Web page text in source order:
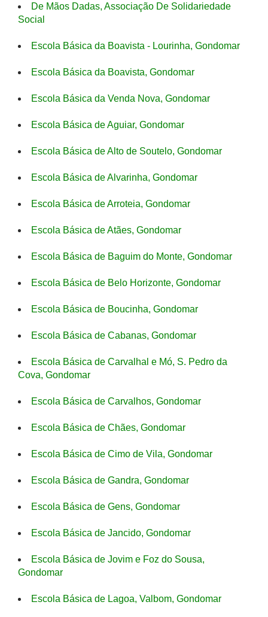
De Mãos Dadas, Associação De Solidariedade
Social
Escola Básica da Boavista - Lourinha, Gondomar
Escola Básica da Boavista, Gondomar
Escola Básica da Venda Nova, Gondomar
Escola Básica de Aguiar, Gondomar
Escola Básica de Alto de Soutelo, Gondomar
Escola Básica de Alvarinha, Gondomar
Escola Básica de Arroteia, Gondomar
Escola Básica de Atães, Gondomar
Escola Básica de Baguim do Monte, Gondomar
Escola Básica de Belo Horizonte, Gondomar
Escola Básica de Boucinha, Gondomar
Escola Básica de Cabanas, Gondomar
Escola Básica de Carvalhal e Mó, S. Pedro da
Cova, Gondomar
Escola Básica de Carvalhos, Gondomar
Escola Básica de Chães, Gondomar
Escola Básica de Cimo de Vila, Gondomar
Escola Básica de Gandra, Gondomar
Escola Básica de Gens, Gondomar
Escola Básica de Jancido, Gondomar
Escola Básica de Jovim e Foz do Sousa,
Gondomar
Escola Básica de Lagoa, Valbom, Gondomar